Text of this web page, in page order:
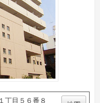
丁目５６番８